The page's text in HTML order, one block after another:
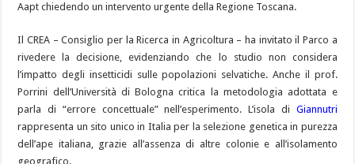
Aapt chiedendo un intervento urgente della Regione Toscana.
Il CREA – Consiglio per la Ricerca in Agricoltura – ha invitato il Parco a
rivedere la decisione, evidenziando che lo studio non considera
l’impatto degli insetticidi sulle popolazioni selvatiche. Anche il prof.
Porrini dell’Università di Bologna critica la metodologia adottata e
parla di “errore concettuale” nell’esperimento. L’isola di Giannutri
rappresenta un sito unico in Italia per la selezione genetica in purezza
dell’ape italiana, grazie all’assenza di altre colonie e all’isolamento
geografico.